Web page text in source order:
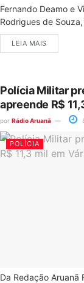
Fernando Deamo e
Rodrigues de
LEIA MAIS
Polícia Militar
apreende R$
por Rádio Aruanã
POLÍCIA
Da Redação